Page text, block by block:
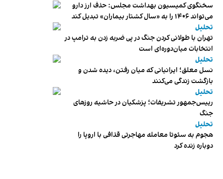
سخنگوی کمیسیون بهداشت مجلس: حذف ارز دارو
می‌تواند ۱۴۰۶ را به «سال کشتار بیماران» تبدیل کند
تحلیل
تهران با طولانی کردن جنگ در پی ضربه زدن به ترامپ در
انتخابات میان‌دوره‌ای است
تحلیل
نسل معلق؛ ایرانیانی که میان رفتن، دیده شدن و
بازگشت زندگی می‌کنند
تحلیل
رییس‌جمهور تشریفات؛ پزشکیان در حاشیه روزهای
جنگ
تحلیل
هجوم به سئوتا معامله مهاجرتی قذافی با اروپا را
دوباره زنده کرد